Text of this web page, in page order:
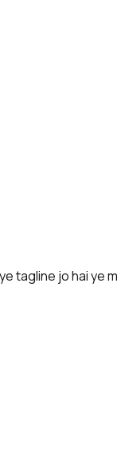
tagline jo hai